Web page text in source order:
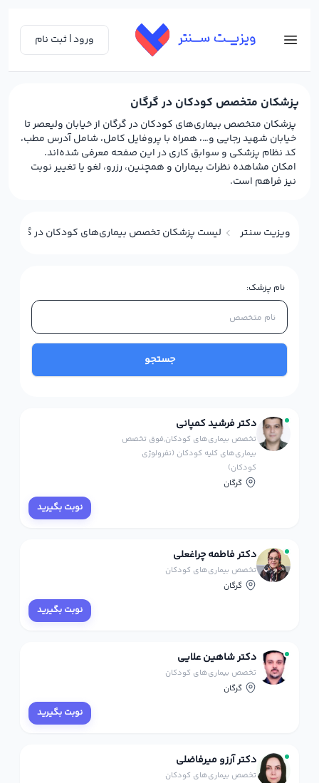
ورود | ثبت نام
پزشکان متخصص کودکان در گرگان
پزشکان متخصص بیماری‌های کودکان در گرگان از خیابان ولیعصر تا
خیابان شهید رجایی و…، همراه با پروفایل کامل، شامل آدرس مطب،
کد نظام پزشکی و سوابق کاری در این صفحه معرفی شده‌اند.
امکان مشاهده نظرات بیماران و همچنین، رزرو، لغو یا تغییر نوبت
نیز فراهم است.
ویزیت سنتر لیست پزشکان تخصص بیماری‌های کودکان در گرگان
نام پزشک:
جستجو
دکتر فرشید کمپانی
تخصص بیماری‌های کودکان,فوق تخصص
بیماری‌های کلیه کودکان (نفرولوژی
کودکان)
گرگان
نوبت بگیرید
دکتر فاطمه چراغعلی
تخصص بیماری‌های کودکان
گرگان
نوبت بگیرید
دکتر شاهین علایی
تخصص بیماری‌های کودکان
گرگان
نوبت بگیرید
دکتر آرزو میرفاضلی
تخصص بیماری‌های کودکان